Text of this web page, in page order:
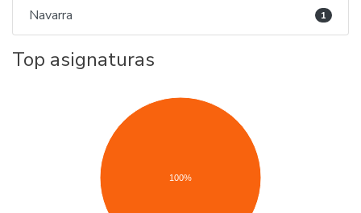
Navarra 1
Top asignaturas
100%